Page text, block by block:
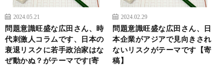
2024.05.21
問題意識旺盛な広田さん、時
代刺激人コラムです、日本の
衰退リスクに若手政治家はな
ぜ動かぬ？がテーマです[寄
2024.02.29
問題意識旺盛な広田さん、日
本企業がアジアで見向きされ
ないリスクがテーマです【寄
稿】